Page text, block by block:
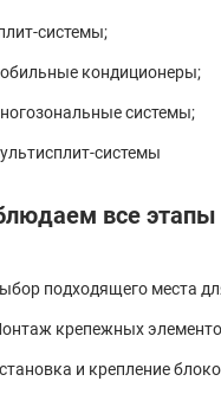
системы;
кондиционеры;
системы;
системы
все этапы
подходящего места
крепежных
и крепление